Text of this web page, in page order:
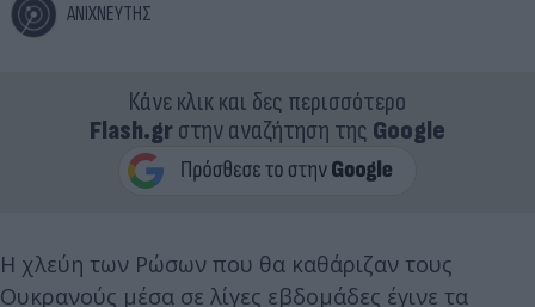
ΑΝΙΧΝΕΥΤΗΣ
Κάνε κλικ και δες περισσότερο
Flash.grστην αναζήτηση της Google
Η χλεύη των Ρώσων που θα καθάριζαν τους
Ουκρανούς μέσα σε λίγες εβδομάδες έγινε τα